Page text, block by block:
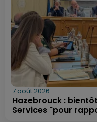
7 août 2026
Hazebrouck :
Services "pour